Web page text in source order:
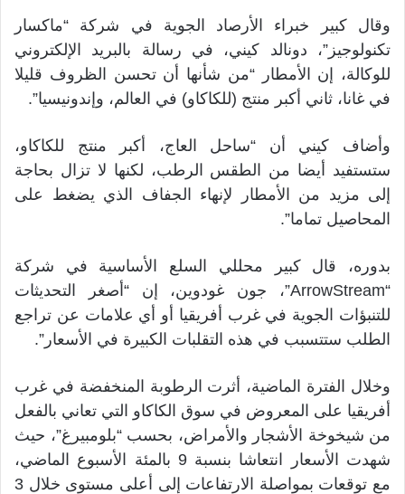
وقال كبير خبراء الأرصاد الجوية في شركة “ماكسار
تكنولوجيز”، دونالد كيني، في رسالة بالبريد الإلكتروني
للوكالة، إن الأمطار “من شأنها أن تحسن الظروف قليلا
في غانا، ثاني أكبر منتج (للكاكاو) في العالم، وإندونيسيا”.
وأضاف كيني أن “ساحل العاج، أكبر منتج للكاكاو،
ستستفيد أيضا من الطقس الرطب، لكنها لا تزال بحاجة
إلى مزيد من الأمطار لإنهاء الجفاف الذي يضغط على
المحاصيل تماما”.
بدوره، قال كبير محللي السلع الأساسية في شركة
“ArrowStream”، جون غودوين، إن “أصغر التحديثات
للتنبؤات الجوية في غرب أفريقيا أو أي علامات عن تراجع
الطلب ستتسبب في هذه التقلبات الكبيرة في الأسعار”.
وخلال الفترة الماضية، أثرت الرطوبة المنخفضة في غرب
أفريقيا على المعروض في سوق الكاكاو التي تعاني بالفعل
من شيخوخة الأشجار والأمراض، بحسب “بلومبيرغ”، حيث
شهدت الأسعار انتعاشا بنسبة 9 بالمئة الأسبوع الماضي،
مع توقعات بمواصلة الارتفاعات إلى أعلى مستوى خلال 3